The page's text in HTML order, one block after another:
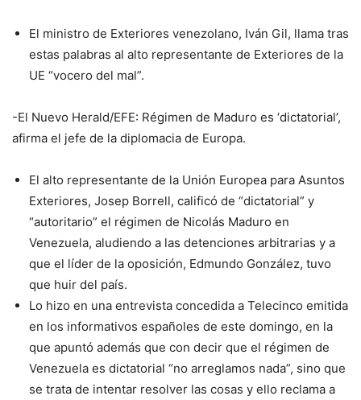
El ministro de Exteriores venezolano, Iván Gil, llama tras
estas palabras al alto representante de Exteriores de la
UE “vocero del mal”.
-El Nuevo Herald/EFE: Régimen de Maduro es ‘dictatorial’,
afirma el jefe de la diplomacia de Europa.
El alto representante de la Unión Europea para Asuntos
Exteriores, Josep Borrell, calificó de “dictatorial” y
“autoritario” el régimen de Nicolás Maduro en
Venezuela, aludiendo a las detenciones arbitrarias y a
que el líder de la oposición, Edmundo González, tuvo
que huir del país.
Lo hizo en una entrevista concedida a Telecinco emitida
en los informativos españoles de este domingo, en la
que apuntó además que con decir que el régimen de
Venezuela es dictatorial “no arreglamos nada”, sino que
se trata de intentar resolver las cosas y ello reclama a